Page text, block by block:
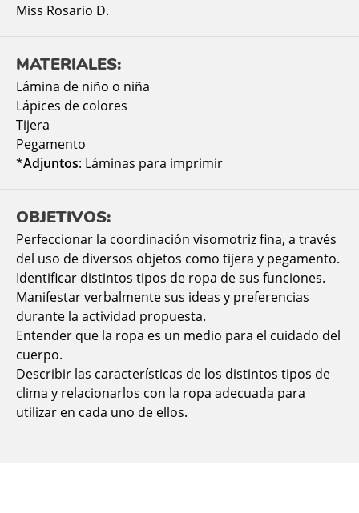
Miss Rosario D.
MATERIALES:
Lámina de niño o niña
Lápices de colores
Tijera
Pegamento
*Adjuntos: Láminas para imprimir
OBJETIVOS:
Perfeccionar la coordinación visomotriz fina, a través
del uso de diversos objetos como tijera y pegamento.
Identificar distintos tipos de ropa de sus funciones.
Manifestar verbalmente sus ideas y preferencias
durante la actividad propuesta.
Entender que la ropa es un medio para el cuidado del
cuerpo.
Describir las características de los distintos tipos de
clima y relacionarlos con la ropa adecuada para
utilizar en cada uno de ellos.